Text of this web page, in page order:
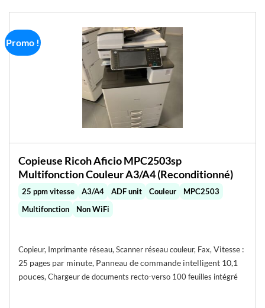
Promo !
Copieuse Ricoh Aficio MPC2503sp
Multifonction Couleur A3/A4 (Reconditionné)
25 ppm vitesse A3/A4 ADF unit Couleur
MPC2503
Multifonction
Non WiFi
Copieur, Imprimante réseau, Scanner réseau couleur, Fax, Vitesse :
25 pages par minute, Panneau de commande intelligent 10,1
pouces,Chargeur de documents recto-verso 100 feuilles intégré